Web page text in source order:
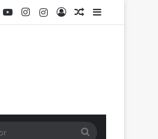
YouTubeInstagramInstagram
EntrarArtigo aleatório